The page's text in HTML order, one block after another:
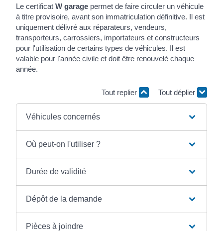
Le certificat W garage permet de faire circuler un véhicule
à titre provisoire, avant son immatriculation définitive. Il est
uniquement délivré aux réparateurs, vendeurs,
transporteurs, carrossiers, importateurs et constructeurs
pour l'utilisation de certains types de véhicules. Il est
valable pour l'année civile et doit être renouvelé chaque
année.
Tout replier Tout déplier
Véhicules concernés
Où peut-on l'utiliser ?
Durée de validité
Dépôt de la demande
Pièces à joindre